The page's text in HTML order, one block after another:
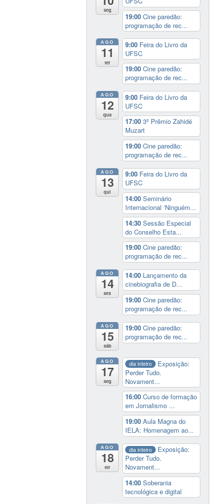
seg
19:00Cine paredão:
programação de rec...
AGO
11
ter
9:00 Feira do Livro da
UFSC
19:00Cine paredão:
programação de rec...
AGO
12
qua
9:00 Feira do Livro da
UFSC
17:003º Prêmio Zahidé
Muzart
19:00Cine paredão:
programação de rec...
AGO
13
qui
9:00 Feira do Livro da
UFSC
14:00Seminário
Internacional ‘Ninguém...
14:30Sessão Especial
do Conselho Esta...
19:00Cine paredão:
programação de rec...
AGO
14
sex
14:00 Lançamento da
cinebiografia de D...
19:00Cine paredão:
programação de rec...
AGO
15
sáb
19:00Cine paredão:
programação de rec...
AGO
17
seg
dia inteiro
Exposição:
Perder Tudo.
Novament...
16:00Curso de formação
em Jornalismo ...
19:00Aula Magna do
IELA: Homenagem ao...
AGO
18
ter
dia inteiro
Exposição:
Perder Tudo.
Novament...
14:00Soberania
tecnológica e digital